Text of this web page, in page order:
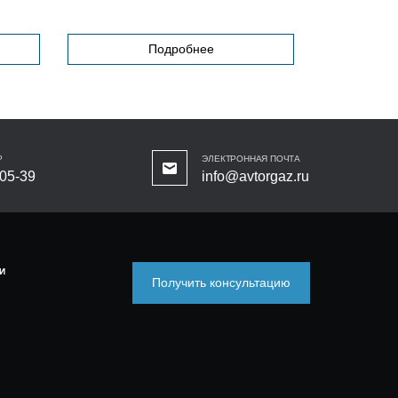
Подробнее
39
ЭЛЕКТРОННАЯ ПОЧТА
info@avtorgaz.ru
Получить консультацию